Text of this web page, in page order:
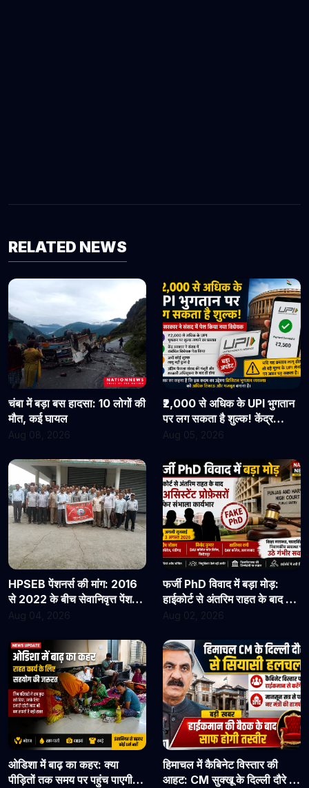
RELATED NEWS
चंबा में बड़ा बस हादसा: 10 लोगों की
मौत, कई घायल
Aug 08, 2026
₹2,000 से अधिक के UPI भुगतान
पर लग सकता है शुल्क! केंद्र
सरकार ने संसद में पेश किया नया
Aug 05, 2026
HPSEB पेंशनर्स की मांग: 2016
से 2022 के बीच सेवानिवृत्त पेंशनरों
के सभी देय लाभ तुरंत जारी किए
Aug 04, 2026
फर्जी PhD विवाद में बड़ा मोड़:
हाईकोर्ट से अंतरिम राहत के बाद 3
असिस्टेंट प्रोफेसरों ने फिर संभाला
सुनवाई
Aug 02, 2026
ओडिशा में बाढ़ का कहर: क्या
पीड़ितों तक समय पर पहुंच पाएगी
हिमाचल में कैबिनेट विस्तार की
आहट: CM सुक्खू के दिल्ली दौरे से